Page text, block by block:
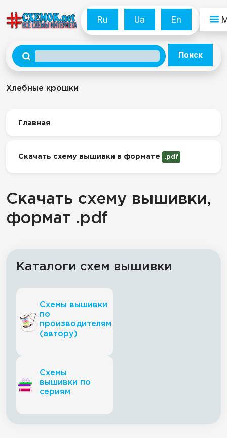
Ru Ua En
Поиск
Хлебные крошки
Главная
Скачать схему вышивки в формате .pdf
Скачать схему вышивки,
формат .pdf
Каталоги схем вышивки
Схемы вышивки
по
производителям
(автору)
Схемы
вышивки по
сериям